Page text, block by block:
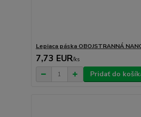
Lepiaca páska OBOJSTRANNÁ
7,73 EUR/ks
Pridať do